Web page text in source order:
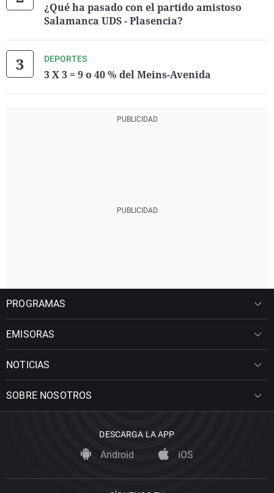
¿Qué ha pasado con el partido amistoso
Salamanca UDS - Plasencia?
DEPORTES
3 X 3 = 9 o 40 % del Meins-Avenida
PROGRAMAS
EMISORAS
NOTICIAS
SOBRE NOSOTROS
DESCARGA LA APP
Android iOS